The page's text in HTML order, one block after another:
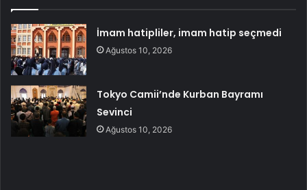
İmam hatipliler, imam hatip seçmedi
Ağustos 10, 2026
Tokyo Camii’nde Kurban Bayramı
Sevinci
Ağustos 10, 2026